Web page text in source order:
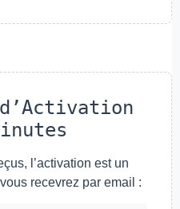
l’activation est un
recevrez par email :